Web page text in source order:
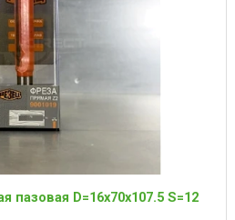
пазовая D=16x70x107.5 S=12